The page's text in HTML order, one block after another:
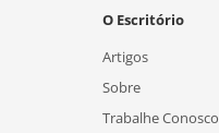
O Escritório
Artigos
Sobre
Trabalhe Conosco